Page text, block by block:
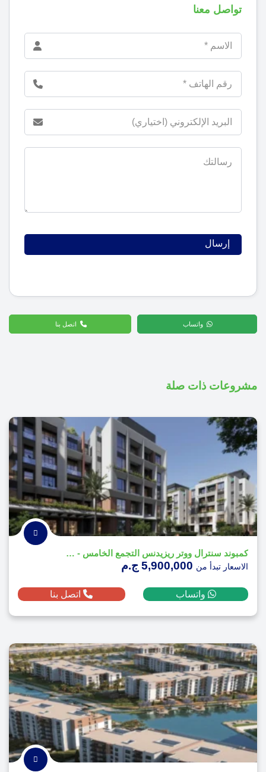
تواصل معنا
واتساب اتصل بنا
مشروعات ذات صلة
كمبوند سنترال ووتر ريزيدنس التجمع الخامس - Central Water Residences
الاسعار تبدأ من
واتساب اتصل بنا